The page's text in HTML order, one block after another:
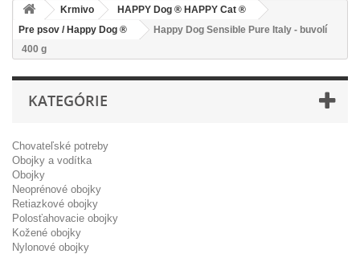
Krmivo
HAPPY Dog ® HAPPY Cat ®
Pre psov / Happy Dog ®
Happy Dog Sensible Pure Italy - buvolí
400 g
KATEGÓRIE
Chovateľské potreby
Obojky a vodítka
Obojky
Neoprénové obojky
Retiazkové obojky
Polosťahovacie obojky
Kožené obojky
Nylonové obojky